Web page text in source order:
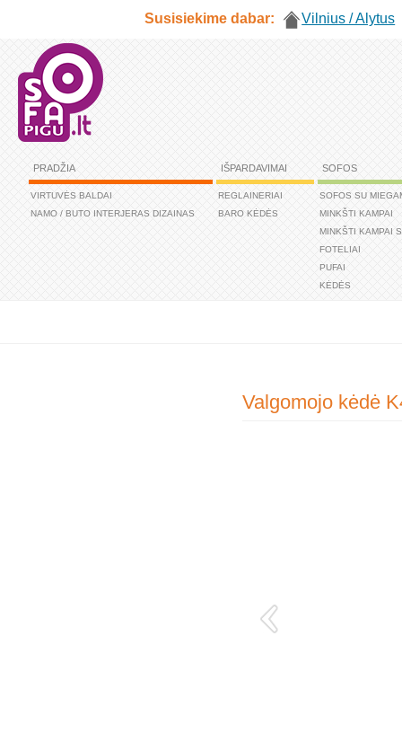
Susisiekime dabar: Vilnius / Alytus
PRADŽIA
VIRTUVĖS BALDAI
NAMO / BUTO INTERJERAS DIZAINAS
IŠPARDAVIMAI
REGLAINERIAI
BARO KĖDĖS
SOFOS
SOFOS SU
MINKŠTI KAMPAI
MINKŠTI KAMPAI
FOTELIAI
PUFAI
KĖDĖS
Valgomojo kėdė